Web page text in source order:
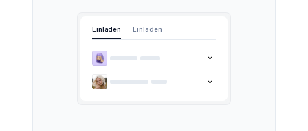
Einladen Einladen